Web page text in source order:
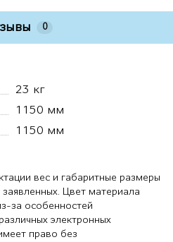
0
23 кг
1150 мм
1150 мм
вес и габаритные размеры
заявленных. Цвет материала
за особенностей
электронных
право без